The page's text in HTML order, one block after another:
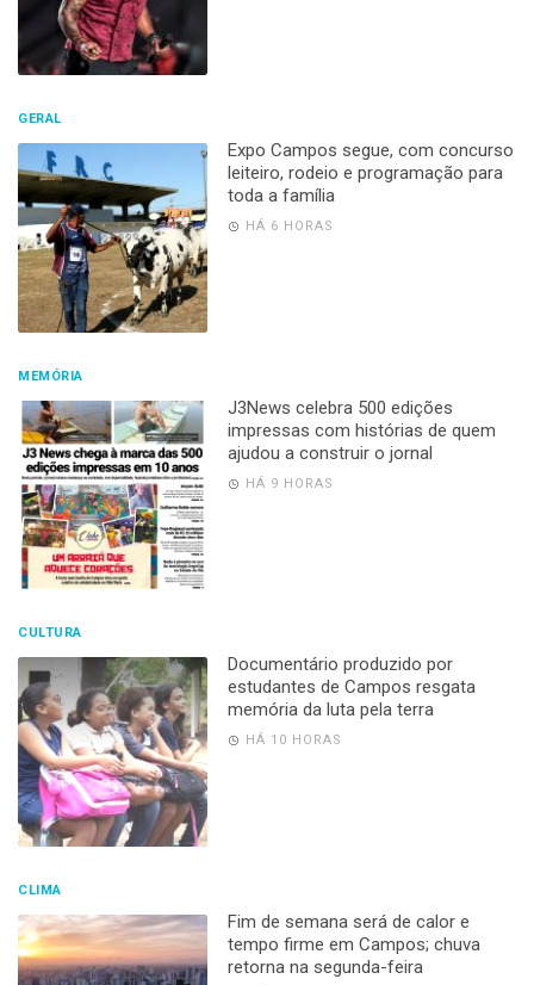
GERAL
Expo Campos segue, com concurso
leiteiro, rodeio e programação para
toda a família
HÁ 6 HORAS
MEMÓRIA
J3News celebra 500 edições
impressas com histórias de quem
ajudou a construir o jornal
HÁ 9 HORAS
CULTURA
Documentário produzido por
estudantes de Campos resgata
memória da luta pela terra
HÁ 10 HORAS
CLIMA
Fim de semana será de calor e
tempo firme em Campos; chuva
retorna na segunda-feira